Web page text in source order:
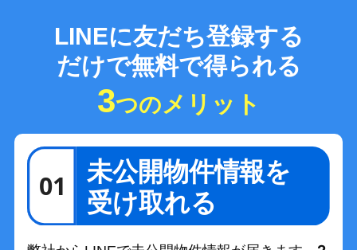
LINEに友だち登録する
だけで無料で得られる
3つのメリット